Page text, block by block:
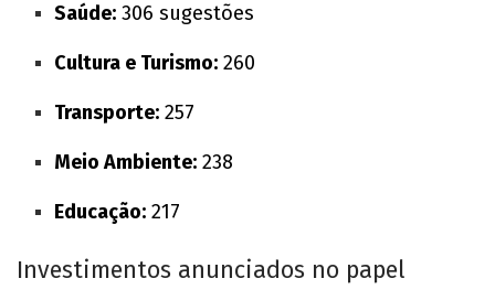
Saúde: 306 sugestões
Cultura e Turismo: 260
Transporte: 257
Meio Ambiente: 238
Educação: 217
Investimentos anunciados no papel